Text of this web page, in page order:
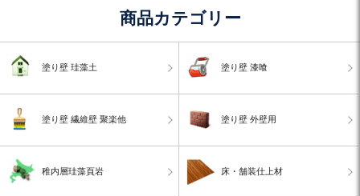
商品カテゴリー
塗り壁 珪藻土 塗り壁 漆喰
塗り壁 繊維壁 聚楽他 塗り壁 外壁用
稚内層珪藻頁岩 床・舗装仕上材